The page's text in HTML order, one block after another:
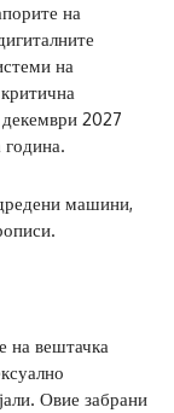
на
на
2027
машини,
на вештачка
Овие забрани